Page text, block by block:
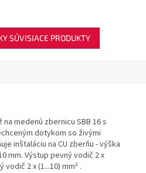
SÚVISIACE PRODUKTY
medenú zbernicu SBB 16 s
dotykom so živými
inštaláciu na CU zberňu - výška
mm. Výstup pevný vodič 2 x
2 x (1...10) mm² .